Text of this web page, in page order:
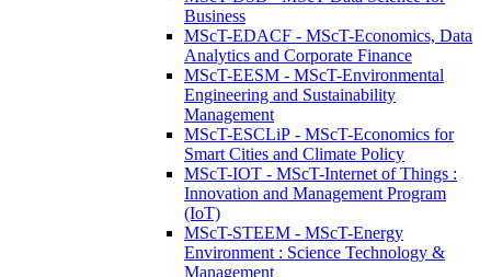
Business
MScT-EDACF - MScT-Economics, Data
Analytics and Corporate Finance
MScT-EESM - MScT-Environmental
Engineering and Sustainability
Management
MScT-ESCLiP - MScT-Economics for
Smart Cities and Climate Policy
MScT-IOT - MScT-Internet of Things :
Innovation and Management Program
(IoT)
MScT-STEEM - MScT-Energy
Environment : Science Technology &
Management